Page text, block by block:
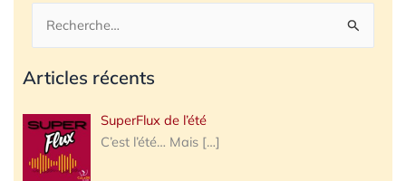
Rechercher :
Articles récents
SuperFlux de l’été
C’est l’été… Mais […]